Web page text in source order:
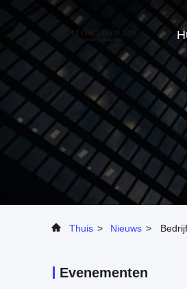
Thuis > Nieuws >
Evenementen